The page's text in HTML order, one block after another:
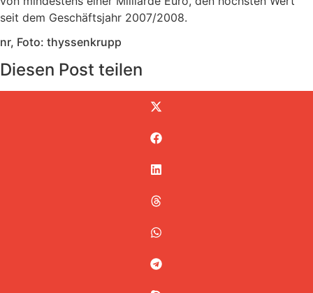
seit dem Geschäftsjahr 2007/2008.
nr, Foto: thyssenkrupp
Diesen Post teilen